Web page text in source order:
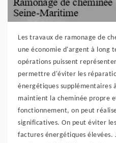
Les travaux de ramonage de
une économie d'argent à long
opérations puissent
permettre d'éviter les
énergétiques supplémentaires
maintient la cheminée propre
fonctionnement, on peut
significatives. On peut éviter
factures énergétiques élevées.